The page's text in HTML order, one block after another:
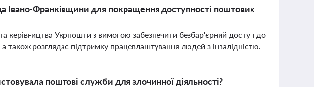
Івано-Франківщини для покращення доступності поштових
керівництва Укрпошти з вимогою забезпечити безбар'єрний доступ до
також розглядає підтримку працевлаштування людей з інвалідністю.
поштові служби для злочинної діяльності?